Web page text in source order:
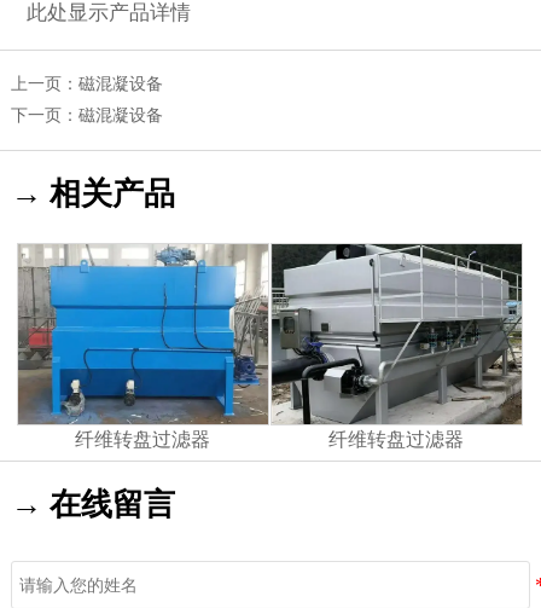
此处显示产品详情
上一页： 磁混凝设备
下一页： 磁混凝设备
→ 相关产品
纤维转盘过滤器 纤维转盘过滤器
→ 在线留言